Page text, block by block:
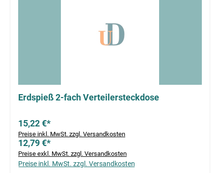
Erdspieß 2-fach Verteilersteckdose
15,22 €*
Preise inkl. MwSt. zzgl. Versandkosten
12,79 €*
Preise exkl. MwSt. zzgl. Versandkosten
Preise inkl. MwSt. zzgl. Versandkosten